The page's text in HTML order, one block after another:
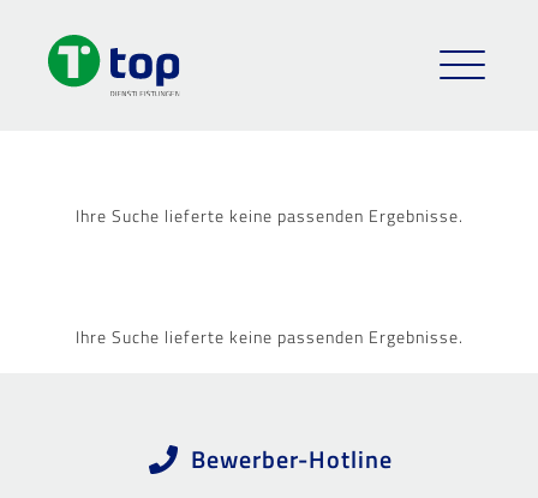
Ihre Suche lieferte keine passenden Ergebnisse.
Ihre Suche lieferte keine passenden Ergebnisse.
Bewerber-Hotline